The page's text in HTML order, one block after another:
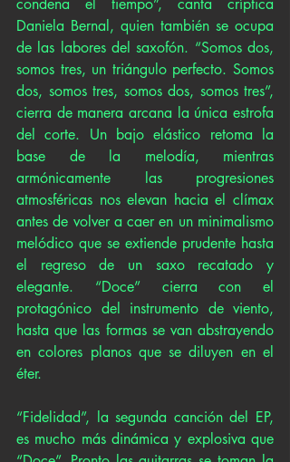
condena el tiempo”, canta críptica
Daniela Bernal, quien también se ocupa
de las labores del saxofón. “Somos dos,
somos tres, un triángulo perfecto. Somos
dos, somos tres, somos dos, somos tres”,
cierra de manera arcana la única estrofa
del corte. Un bajo elástico retoma la
base de la melodía, mientras
armónicamente las progresiones
atmosféricas nos elevan hacia el clímax
antes de volver a caer en un minimalismo
melódico que se extiende prudente hasta
el regreso de un saxo recatado y
elegante. “Doce” cierra con el
protagónico del instrumento de viento,
hasta que las formas se van abstrayendo
en colores planos que se diluyen en el
éter.
“Fidelidad”, la segunda canción del EP,
es mucho más dinámica y explosiva que